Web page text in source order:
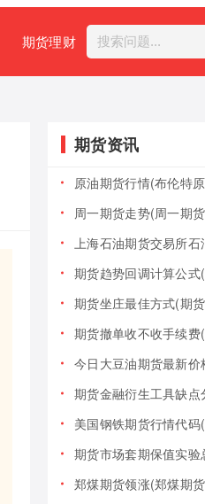
期货理财
期货资讯
原油期货行情(布伦特
周一期货走势(周一期
上海石油期货交易所石油价格(上海石油
期货趋势回调计算公式(期货趋势
期货坐庄最佳方式(期
期货撤单收不收手续费(期货
今日大豆油期货最新价格(今日大
期货金融衍生工具缺点分析(期货金融
美国钢铁期货行情代码(美国
期货市场套期保值实验总结(期货市场
郑煤期货领涨(郑煤期